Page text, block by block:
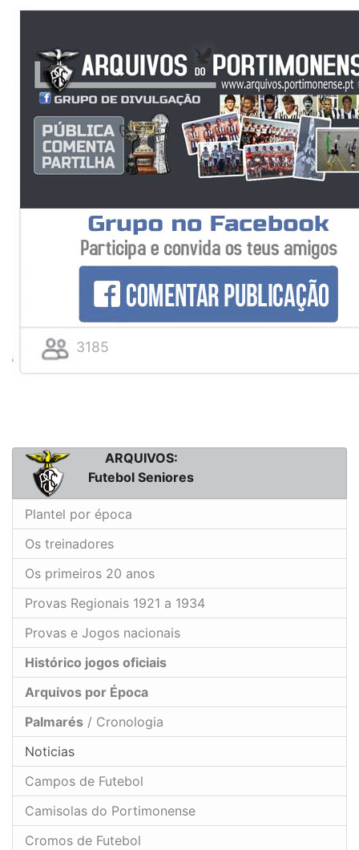
3185
ARQUIVOS:
Futebol Seniores
Plantel por época
Os treinadores
Os primeiros 20 anos
Provas Regionais 1921 a 1934
Provas e Jogos nacionais
Histórico jogos oficiais
Arquivos por Época
Palmarés / Cronologia
Noticias
Campos de Futebol
Camisolas do Portimonense
Cromos de Futebol